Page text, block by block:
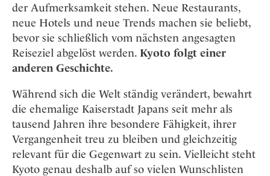
Kroatien
Mexico
Niederlande
Österreich
Portugal
Schweden
Spanien
Schweiz
USA
Mindful Traveller
Osterkalender
Persönlichkeiten
Register your Hotel
Mission Statement
Our Story
Career
Kontakt
Impressum
Adventkalender
der Aufmerksamkeit stehen. Neue Restaurants,
neue Hotels und neue Trends machen sie beliebt,
bevor sie schließlich vom nächsten angesagten
Reiseziel abgelöst werden. Kyoto folgt einer
anderen Geschichte.
Während sich die Welt ständig verändert, bewahrt
die ehemalige Kaiserstadt Japans seit mehr als
tausend Jahren ihre besondere Fähigkeit, ihrer
Vergangenheit treu zu bleiben und gleichzeitig
relevant für die Gegenwart zu sein. Vielleicht steht
Kyoto genau deshalb auf so vielen Wunschlisten